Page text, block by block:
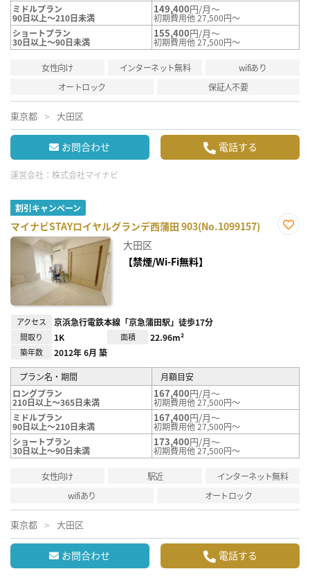
ミドルプラン
90日以上～210日未満
149,400円/月～
初期費用他 27,500円～
ショートプラン
30日以上～90日未満
155,400円/月～
初期費用他 27,500円～
女性向け インターネット無料
wifiあり
オートロック
保証人不要
東京都 大田区
お問合わせ 電話する
運営会社： 株式会社マイナビ
割引キャンペーン
マイナビSTAYロイヤルグランデ西蒲田 903(No.1099157)
大田区
【禁煙/Wi-Fi無料】
アクセス 京浜急行電鉄本線「京急蒲田駅」徒歩17分
間取り 1K 面積 22.96m²
築年数 2012年 6月 築
プラン名・期間
月額目安
ロングプラン
210日以上～365日未満
167,400円/月～
初期費用他 27,500円～
ミドルプラン
90日以上～210日未満
167,400円/月～
初期費用他 27,500円～
ショートプラン
30日以上～90日未満
173,400円/月～
初期費用他 27,500円～
女性向け 駅近
インターネット無料
wifiあり
オートロック
東京都 大田区
お問合わせ 電話する